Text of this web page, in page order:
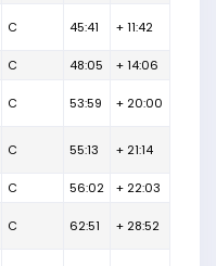
C 45:41 + 11:42
C 48:05 + 14:06
C 53:59 + 20:00
C 55:13 + 21:14
C 56:02 + 22:03
C 62:51 + 28:52